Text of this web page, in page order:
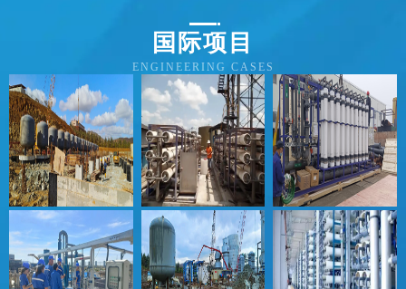
国际项目
ENGINEERING CASES